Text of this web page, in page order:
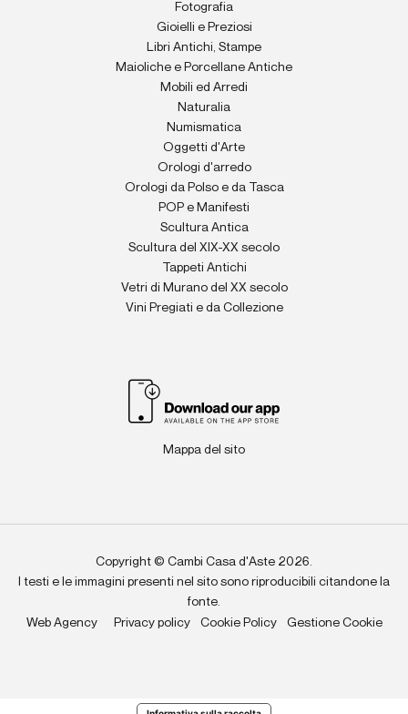
Fotografia
Gioielli e Preziosi
Libri Antichi, Stampe
Maioliche e Porcellane Antiche
Mobili ed Arredi
Naturalia
Numismatica
Oggetti d'Arte
Orologi d'arredo
Orologi da Polso e da Tasca
POP e Manifesti
Scultura Antica
Scultura del XIX-XX secolo
Tappeti Antichi
Vetri di Murano del XX secolo
Vini Pregiati e da Collezione
Mappa del sito
Copyright © Cambi Casa d'Aste 2026.
I testi e le immagini presenti nel sito sono riproducibili citandone la
fonte.
Web Agency
Privacy policy Cookie Policy Gestione Cookie